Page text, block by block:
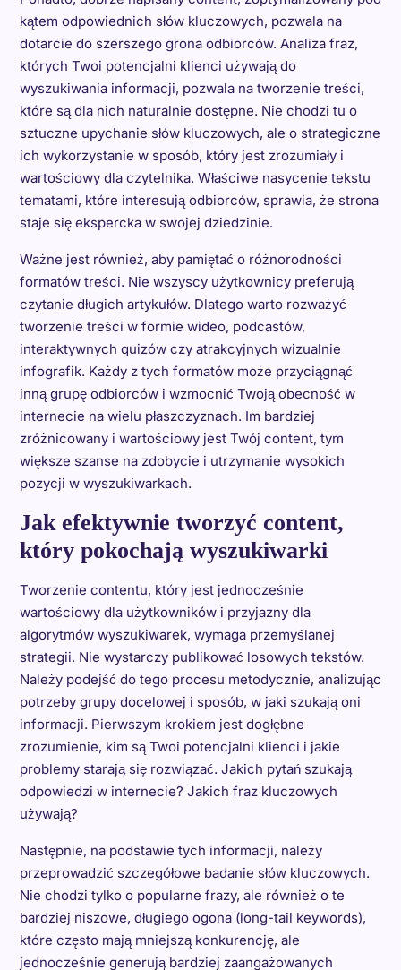
kątem odpowiednich słów kluczowych, pozwala na
dotarcie do szerszego grona odbiorców. Analiza fraz,
których Twoi potencjalni klienci używają do
wyszukiwania informacji, pozwala na tworzenie treści,
które są dla nich naturalnie dostępne. Nie chodzi tu o
sztuczne upychanie słów kluczowych, ale o strategiczne
ich wykorzystanie w sposób, który jest zrozumiały i
wartościowy dla czytelnika. Właściwe nasycenie tekstu
tematami, które interesują odbiorców, sprawia, że strona
staje się ekspercka w swojej dziedzinie.
Ważne jest również, aby pamiętać o różnorodności
formatów treści. Nie wszyscy użytkownicy preferują
czytanie długich artykułów. Dlatego warto rozważyć
tworzenie treści w formie wideo, podcastów,
interaktywnych quizów czy atrakcyjnych wizualnie
infografik. Każdy z tych formatów może przyciągnąć
inną grupę odbiorców i wzmocnić Twoją obecność w
internecie na wielu płaszczyznach. Im bardziej
zróżnicowany i wartościowy jest Twój content, tym
większe szanse na zdobycie i utrzymanie wysokich
pozycji w wyszukiwarkach.
Jak efektywnie tworzyć content,
który pokochają wyszukiwarki
Tworzenie contentu, który jest jednocześnie
wartościowy dla użytkowników i przyjazny dla
algorytmów wyszukiwarek, wymaga przemyślanej
strategii. Nie wystarczy publikować losowych tekstów.
Należy podejść do tego procesu metodycznie, analizując
potrzeby grupy docelowej i sposób, w jaki szukają oni
informacji. Pierwszym krokiem jest dogłębne
zrozumienie, kim są Twoi potencjalni klienci i jakie
problemy starają się rozwiązać. Jakich pytań szukają
odpowiedzi w internecie? Jakich fraz kluczowych
używają?
Następnie, na podstawie tych informacji, należy
przeprowadzić szczegółowe badanie słów kluczowych.
Nie chodzi tylko o popularne frazy, ale również o te
bardziej niszowe, długiego ogona (long-tail keywords),
które często mają mniejszą konkurencję, ale
jednocześnie generują bardziej zaangażowanych